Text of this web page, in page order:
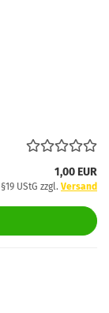
1,00 EUR
UStG zzgl. Versand